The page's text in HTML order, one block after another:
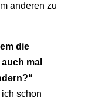
anderen zu
die
mal
ich schon